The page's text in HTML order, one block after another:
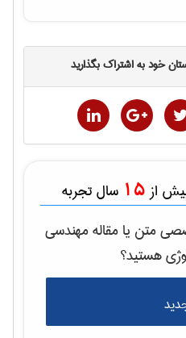
خود به اشتراک بگذارید
از 15 سال تجربه
متن یا مقالهمهندسی
هستید؟